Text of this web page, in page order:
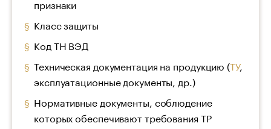
признаки
Класс защиты
Код ТН ВЭД
Техническая документация на продукцию (ТУ,
эксплуатационные документы, др.)
Нормативные документы, соблюдение
которых обеспечивают требования ТР